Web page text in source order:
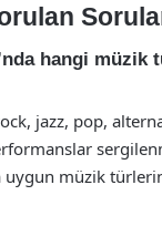
hangi müzik
jazz, pop,
uygun müzik